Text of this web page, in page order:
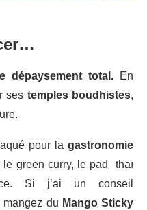
dépaysement total.En
ses temples boudhistes,
pour la gastronomie
le green curry, le pad thaï
Si j’ai un conseil
du Mango Sticky